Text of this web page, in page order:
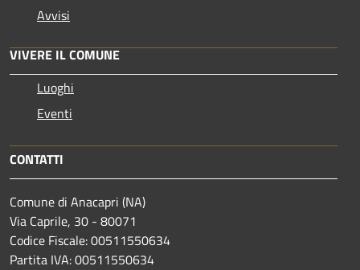
Avvisi
VIVERE IL COMUNE
Luoghi
Eventi
CONTATTI
Comune di Anacapri (NA)
Via Caprile, 30 - 80071
Codice Fiscale: 00511550634
Partita IVA: 00511550634